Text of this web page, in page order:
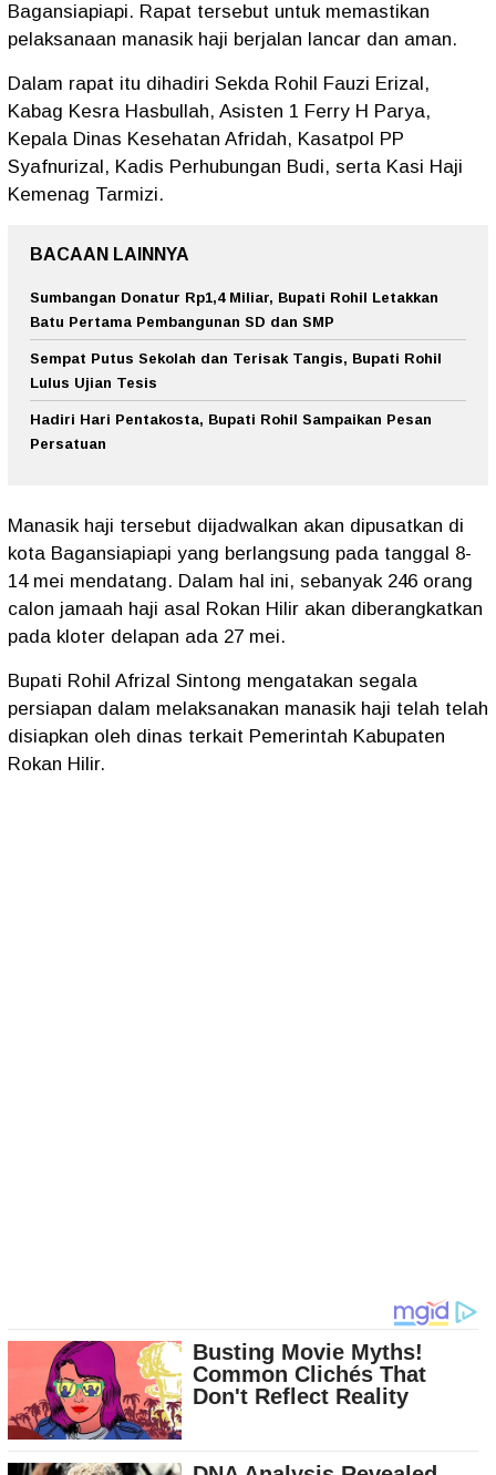
Bagansiapiapi. Rapat tersebut untuk memastikan
pelaksanaan manasik haji berjalan lancar dan aman.
Dalam rapat itu dihadiri Sekda Rohil Fauzi Erizal,
Kabag Kesra Hasbullah, Asisten 1 Ferry H Parya,
Kepala Dinas Kesehatan Afridah, Kasatpol PP
Syafnurizal, Kadis Perhubungan Budi, serta Kasi Haji
Kemenag Tarmizi.
BACAAN LAINNYA
Sumbangan Donatur Rp1,4 Miliar, Bupati Rohil Letakkan
Batu Pertama Pembangunan SD dan SMP
Sempat Putus Sekolah dan Terisak Tangis, Bupati Rohil
Lulus Ujian Tesis
Hadiri Hari Pentakosta, Bupati Rohil Sampaikan Pesan
Persatuan
Manasik haji tersebut dijadwalkan akan dipusatkan di
kota Bagansiapiapi yang berlangsung pada tanggal 8-
14 mei mendatang. Dalam hal ini, sebanyak 246 orang
calon jamaah haji asal Rokan Hilir akan diberangkatkan
pada kloter delapan ada 27 mei.
Bupati Rohil Afrizal Sintong mengatakan segala
persiapan dalam melaksanakan manasik haji telah telah
disiapkan oleh dinas terkait Pemerintah Kabupaten
Rokan Hilir.